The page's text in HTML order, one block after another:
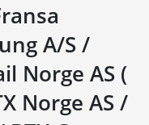
A/S /
Norge AS (
Norge AS /